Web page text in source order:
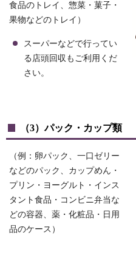
食品のトレイ、惣菜・菓子・
果物などのトレイ）
スーパーなどで行ってい
る店頭回収もご利用くだ
さい。
（3）パック・カップ類
（例：卵パック、一口ゼリー
などのパック、カップめん・
プリン・ヨーグルト・インス
タント食品・コンビニ弁当な
どの容器、薬・化粧品・日用
品のケース）